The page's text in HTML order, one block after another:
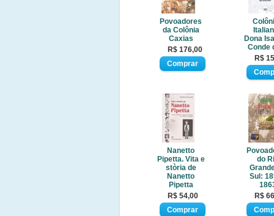
Povoadores
da Colônia
Caxias
R$ 176,00
Dona
Conde
R$
Nanetto
Pipetta. Vita e
stòria de
Nanetto
Pipetta
R$ 54,00
do
Sul:
R$